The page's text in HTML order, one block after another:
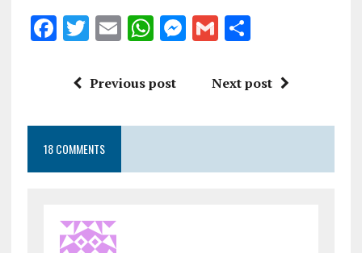
F
ce
o
o
k
T
it
r
E
ai
W
at
A
p
M
g
G
ai
S
a
Previous post Next post
18 COMMENTS